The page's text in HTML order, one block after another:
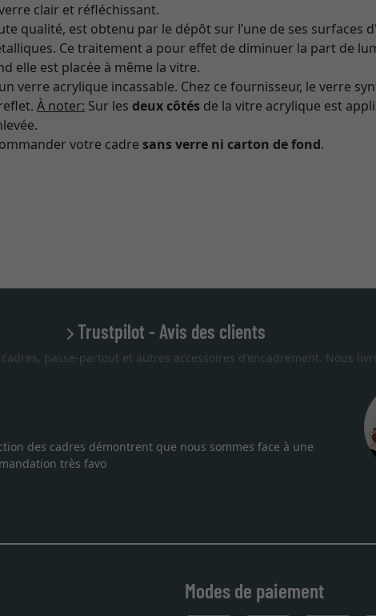
clair et réfléchissant.
qualité, est obtenu par le dépôt sur l’une de ses surfaces
Ce traitement a pour effet de diminuer la part de
elle est placée à même la vitre.
verre acrylique incassable. Chez ce fournisseur, le verre
À noter: Sur lesdeux côtés de la vitre acrylique est
votre cadre sans verre ni carton de fond.
Trustpilot - Avis des clients
passe-partout et autres accessoires d'encadrement. Nous
des cadres démontrent que nous sommes face à une
très favo
Modes de paiement